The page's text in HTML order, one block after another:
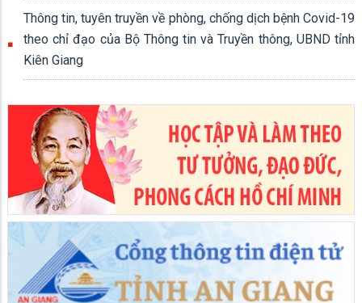
Thông tin, tuyên truyền về phòng, chống dịch bệnh Covid-19
theo chỉ đạo của Bộ Thông tin và Truyền thông, UBND tỉnh
Kiên Giang